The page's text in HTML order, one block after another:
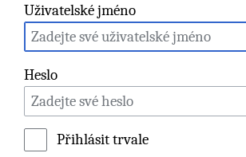
Uživatelské jméno
Heslo
Přihlásit trvale